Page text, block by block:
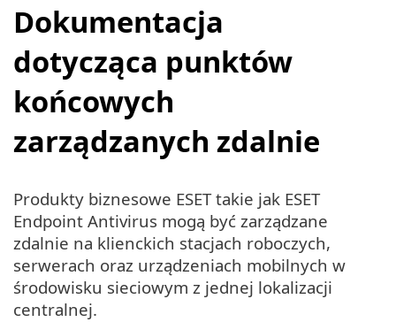
Dokumentacja
dotycząca punktów
końcowych
zarządzanych zdalnie
Produkty biznesowe ESET takie jak ESET
Endpoint Antivirus mogą być zarządzane
zdalnie na klienckich stacjach roboczych,
serwerach oraz urządzeniach mobilnych w
środowisku sieciowym z jednej lokalizacji
centralnej.